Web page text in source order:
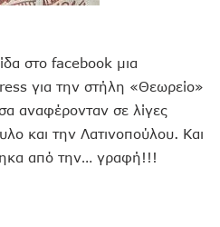
στο facebook μια
για την στήλη «Θεωρείο»
αναφέρονταν σε λίγες
και την Λατινοπούλου. Και
από την… γραφή!!!